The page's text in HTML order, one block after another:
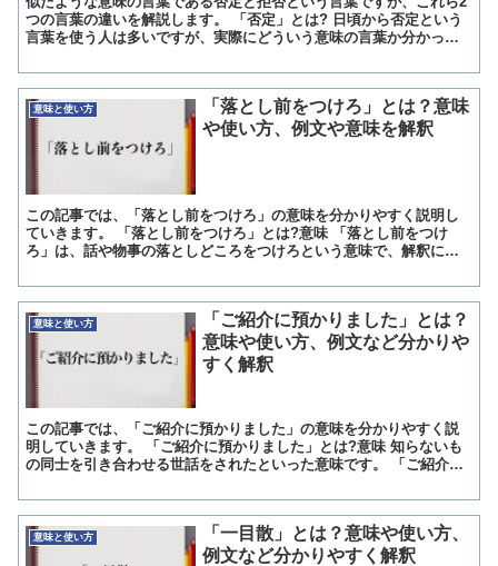
つの言葉の違いを解説します。 「否定」とは? 日頃から否定という
言葉を使う人は多いですが、実際にどういう意味の言葉か分かって
意味と使い方
「落とし前をつけろ」とは？意味
や使い方、例文や意味を解釈
この記事では、「落とし前をつけろ」の意味を分かりやすく説明し
ていきます。 「落とし前をつけろ」とは?意味 「落とし前をつけ
ろ」は、話や物事の落としどころをつけろという意味で、解釈につ
意味と使い方
「ご紹介に預かりました」とは？
意味や使い方、例文など分かりや
すく解釈
この記事では、「ご紹介に預かりました」の意味を分かりやすく説
明していきます。 「ご紹介に預かりました」とは?意味 知らないも
の同士を引き合わせる世話をされたといった意味です。 「ご紹介」
意味と使い方
「一目散」とは？意味や使い方、
例文など分かりやすく解釈